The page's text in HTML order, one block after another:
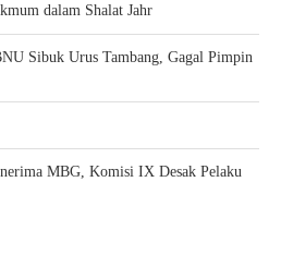
dalam Shalat Jahr
Sibuk Urus Tambang, Gagal Pimpin
MBG, Komisi IX Desak Pelaku